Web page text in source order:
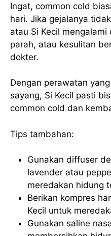
Ingat, common cold
hari. Jika gejalanya
atau Si Kecil
parah, atau kesulitan
dokter.
Dengan perawatan
sayang, Si Kecil pasti
common cold dan
Tips tambahan:
Gunakan diffuser
lavender atau
meredakan hidung
Berikan kompres
Kecil untuk
Gunakan saline